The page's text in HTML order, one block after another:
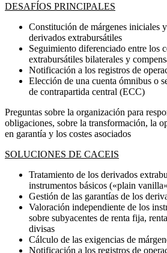
DESAFÍOS PRINCIPALES
Constitución de márgenes iniciales
derivados extrabursátiles
Seguimiento diferenciado entre los
extrabursátiles bilaterales y
Notificación a los registros de
Elección de una cuenta ómnibus o
de contrapartida central (ECC)
Preguntas sobre la organización para
obligaciones, sobre la transformación, la
en garantía y los costes asociados
SOLUCIONES DE CACEIS
Tratamiento de los derivados
instrumentos básicos («plain
Gestión de las garantías de los
Valoración independiente de los
sobre subyacentes de renta fija,
divisas
Cálculo de las exigencias de
Notificación a los registros de